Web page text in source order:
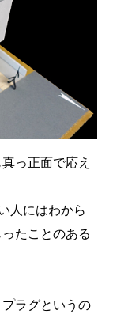
っ正面で応え
人にはわから
たことのある
ラグというの